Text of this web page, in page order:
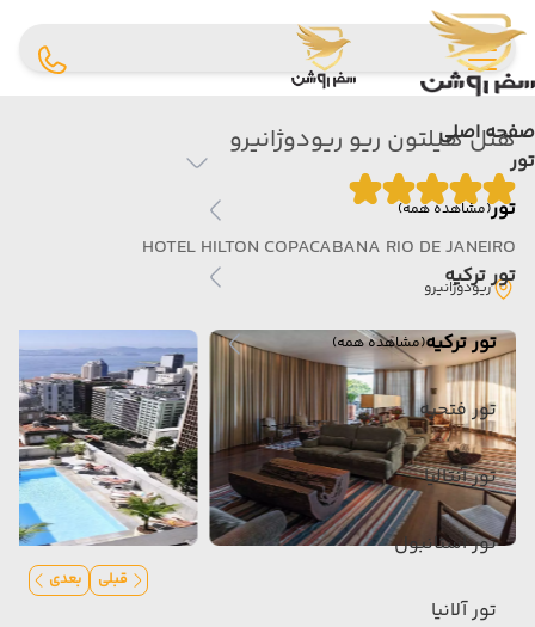
صفحه اصلی
تور
تور(مشاهده همه)
تور ترکیه
تور ترکیه(مشاهده همه)
تور فتحیه
تور آنتالیا
تور استانبول
تور آلانیا
هتل هیلتون ریو ریودوژانیرو
HOTEL HILTON COPACABANA RIO DE JANEIRO
ریودوژانیرو
قبلی بعدی